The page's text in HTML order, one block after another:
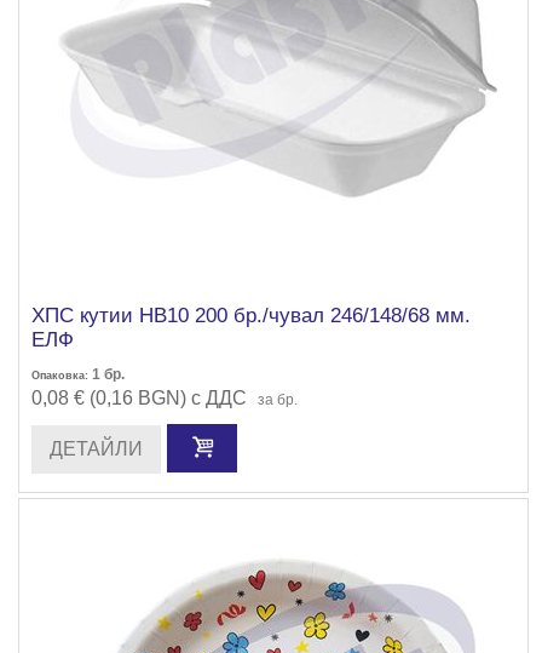
ХПС кутии НВ10 200 бр./чувал 246/148/68 мм.
ЕЛФ
Опаковка: 1 бр.
0,08 € (0,16 BGN) с ДДС за бр.
ДЕТАЙЛИ